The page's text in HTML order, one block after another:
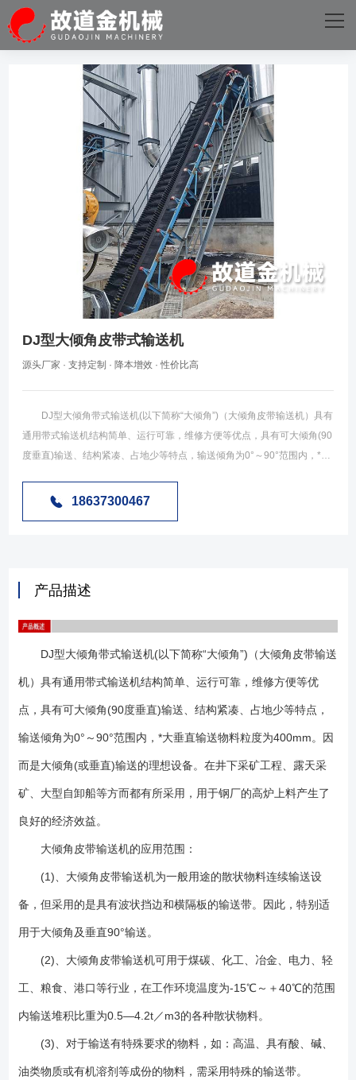
网站首页
DJ型大倾角皮带式输送机
源头厂家 · 支持定制 · 降本增效 · 性价比高
DJ型大倾角带式输送机(以下简称“大倾角”)（大倾角皮带输送机）具有
通用带式输送机结构简单、运行可靠，维修方便等优点，具有可大倾角(90
度垂直)输送、结构紧凑、占地少等特点，输送倾角为0°～90°范围内，*大
井下采矿工程、露天采矿、大型自卸船等方而都有所采用，用于钢厂的高
粮食、港口等行业，在工作环境温度为-15℃～＋40℃的范围内输送堆积比
料，如：高温、具有酸、碱、油类物质或有机溶剂等成份的物料，需采用
特殊的输送带。 (4)、输送倾角为0°～90°范围内，*大垂直输送物料粒
度为400mm。 (1)、可大倾角输送散状物料，能大量节省设备占地面
械化带式输送机输送物料、总体投资费用低，约节约投资费用20％～
30％。 (3)、该机型与普通带式输送机、斗式提升机、刮板输送机比
500m。 (5)、在垂直输送物料时，物料粒度可达300mm。 (6)、从
水平到倾斜(或垂直)能平稳过渡。 (7)、能耗低、结构简单、维护方
便。 (8)、胶带强度高，使用寿命长。 大倾角皮带输送机的主要优
和垂直提升的理想设备。因此可以节约占地面积，节省设备投资和土建费
用，取得良好的综合经济效益。例如，某用户欲将煤炭提升到20m高的料
而如果采用垂直输送的挡边机，那么，水平机长可以控制在6m以内。
(2)结构简单。如前所述，各主要部件均可与通用带式输送机通用，给使
用、维修带来方便。 (3)运行可靠。没有埋刮板输送机经常出现的卡
度几乎与通常带式输送机相等。 (4)运行平稳、噪声小。 (5)由于不
存在装料时的挖掘阻力和运行时物料的内摩擦、外摩擦阻力，因此能耗
25t／h的输送碎煤的垂直挡边机，其每台的装机功率仅4kW，而被它们所
取代的四台原有埋刮板输送机的总装机功率为44kW。 (6)垂直挡边机
18637300467
产品描述
DJ型大倾角带式输送机(以下简称“大倾角”)（大倾角皮带输送
机）具有通用带式输送机结构简单、运行可靠，维修方便等优
点，具有可大倾角(90度垂直)输送、结构紧凑、占地少等特点，
输送倾角为0°～90°范围内，*大垂直输送物料粒度为400mm。因
而是大倾角(或垂直)输送的理想设备。在井下采矿工程、露天采
矿、大型自卸船等方而都有所采用，用于钢厂的高炉上料产生了
良好的经济效益。
大倾角皮带输送机的应用范围：
(1)、大倾角皮带输送机为一般用途的散状物料连续输送设
备，但采用的是具有波状挡边和横隔板的输送带。因此，特别适
用于大倾角及垂直90°输送。
(2)、大倾角皮带输送机可用于煤碳、化工、冶金、电力、轻
工、粮食、港口等行业，在工作环境温度为-15℃～＋40℃的范围
内输送堆积比重为0.5—4.2t／m3的各种散状物料。
(3)、对于输送有特殊要求的物料，如：高温、具有酸、碱、
油类物质或有机溶剂等成份的物料，需采用特殊的输送带。